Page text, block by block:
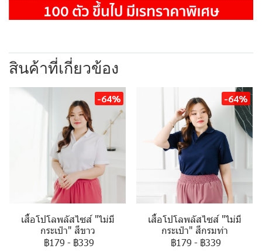
สินค้าที่เกี่ยวข้อง
-64%
เสื้อโปโลพลัสไซส์ "ไม่มี
กระเป๋า" สีขาว
฿179 - ฿339
-64%
เสื้อโปโลพลัสไซส์ "ไม่มี
กระเป๋า" สีกรมท่า
฿179 - ฿339